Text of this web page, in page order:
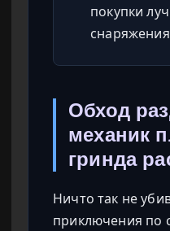
покупки
Обход
механик
гринда
Ничто так не
приключения по